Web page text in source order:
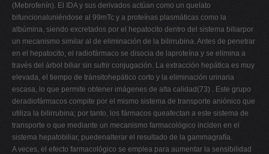
(Mebrofenín). El IDA y sus derivados actúan como un quelato
bifuncionaluniéndose al 99mTc y a proteínas plasmáticas como la
albúmina, siendo excretados por el hepatocito dentro del sistema biliarpor
un mecanismo similar al de eliminación de la bilirrubina. Antes de penetrar
en el hepatocito, el radiofármaco se disocia de laproteína y se elimina a
través del árbol biliar sin sufrir conjugación. La extracción hepática es muy
elevada, el tiempo de tránsitohepático corto y la eliminación urinaria
escasa, lo que permite obtener imágenes de alta calidad(73) . Este grupo
deradiofármacos compite por el mismo sistema de transporte aniónico que
utiliza la bilirrubina; por tanto, los fármacos queafectan a este sistema de
transporte o que mediante un mecanismo farmacológico inciden en el
sistema hepatobiliar, puedenalterar el resultado de la gammagrafía.
A veces, el efecto farmacológico se emplea para aumentar la sensibilidad